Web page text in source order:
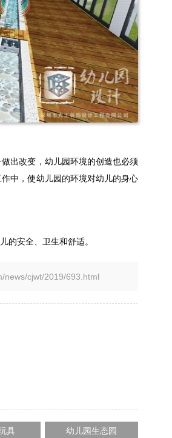
出改变，幼儿园环境的创造也必须
中，使幼儿园的环境对幼儿的身心
的安全、卫生和舒适。
news/cjwt/2019/693.html
具 幼儿园生态园